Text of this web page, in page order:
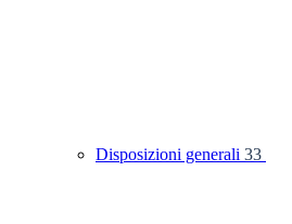
Disposizioni generali 33